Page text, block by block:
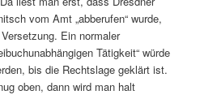
vom Amt „abberufen“ wurde,
Ein normaler
Tätigkeit“ würde
bis die Rechtslage geklärt ist.
oben, dann wird man halt